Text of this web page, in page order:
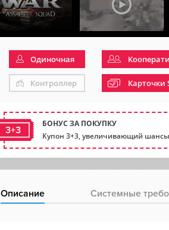
Одиночная
Контроллер Карточки
3+3
БОНУС ЗА ПОКУПКУ
Купон 3+3, увеличивающий шансы
Описание Системные